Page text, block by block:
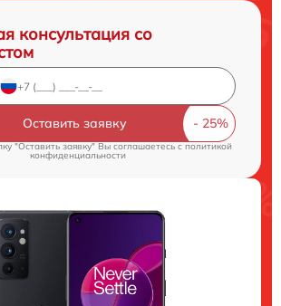
консультация со
Оставить заявку
"Оставить заявку" Вы соглашаетесь c политикой
конфиденциальности